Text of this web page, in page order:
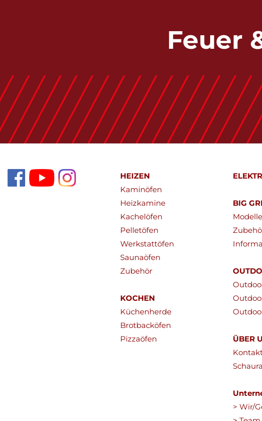
Feuer
HEIZEN
Kaminöfen
Heizkamine
Kachelöfen
Pelletöfen
Werkstattöfen
Saunaöfen
Zubehör
KOCHEN
Küchenherde
Brotbacköfen
Pizzaöfen
BIG
Modelle
ÜBER
> Wir/